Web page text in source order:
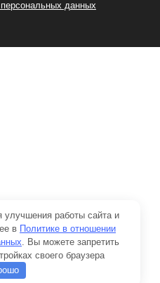
персональных данных
улучшения работы сайта и
в Политике в отношении
. Вы можете запретить
своего браузера